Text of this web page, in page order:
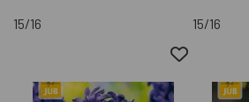
15/16 15/16